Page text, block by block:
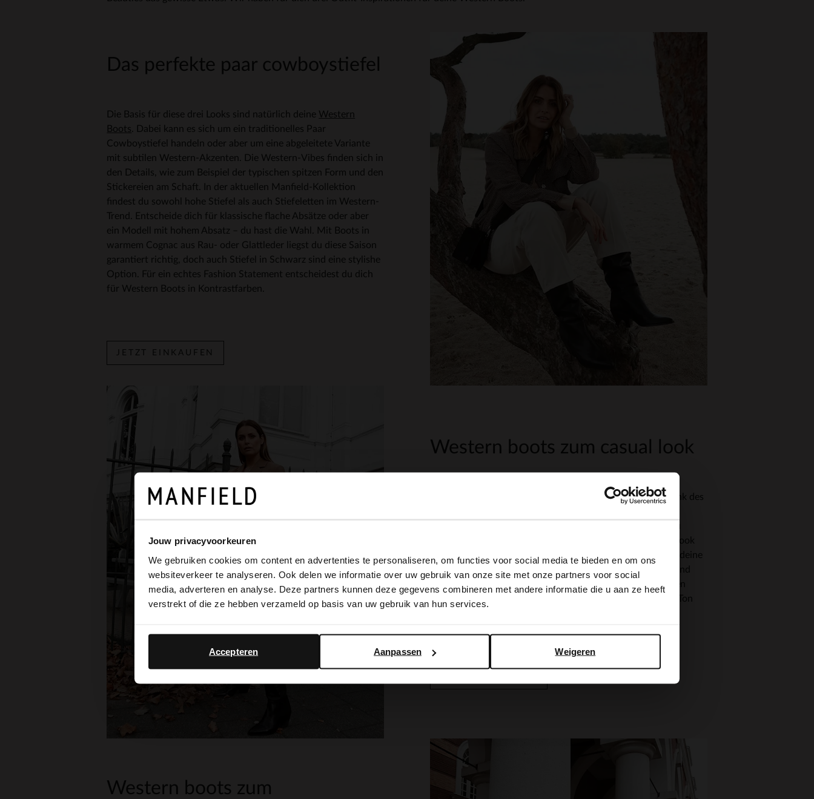
Jouw privacyvoorkeuren
We gebruiken cookies om content en advertenties te personaliseren, om functies voor social media te bieden en om ons
websiteverkeer te analyseren. Ook delen we informatie over uw gebruik van onze site met onze partners voor social
media, adverteren en analyse. Deze partners kunnen deze gegevens combineren met andere informatie die u aan ze heeft
verstrekt of die ze hebben verzameld op basis van uw gebruik van hun services.
Weigeren
Aanpassen
Accepteren
Das perfekte paar cowboystiefel
Die Basis für diese drei Looks sind natürlich deine Western
Boots . Dabei kann es sich um ein traditionelles Paar
Cowboystiefel handeln oder aber um eine abgeleitete Variante
mit subtilen Western-Akzenten. Die Western-Vibes finden sich in
den Details, wie zum Beispiel der typischen spitzen Form und den
Stickereien am Schaft. In der aktuellen Manfield-Kollektion
findest du sowohl hohe Stiefel als auch Stiefeletten im Western-
Trend. Entscheide dich für klassische flache Absätze oder aber
ein Modell mit hohem Absatz – du hast die Wahl. Mit Boots in
warmem Cognac aus Rau- oder Glattleder liegst du diese Saison
garantiert richtig, doch auch Stiefel in Schwarz sind eine stylishe
Option. Für ein echtes Fashion Statement entscheidest du dich
für Western Boots in Kontrastfarben.
JETZT EINKAUFEN
Western boots zum casual look
Cowboystiefel sind die idealen Begleiter für den Alltag. Dank des
bekommen. Kannst du etwas Inspiration für einen Casual Look
gebrauchen, mit dem du nichts falsch machst? Kombiniere deine
Westernstiefel mit einer weiten Hose in einem hellen Ton und
runde das Outfit mit einem Basic-Top und einer gemusterten
Jacke ab. Ein stylisher Gürtel oder eine Tasche im gleichen Ton
Western boots zum
×
It looks like your language isn't Dutch. Would you like to